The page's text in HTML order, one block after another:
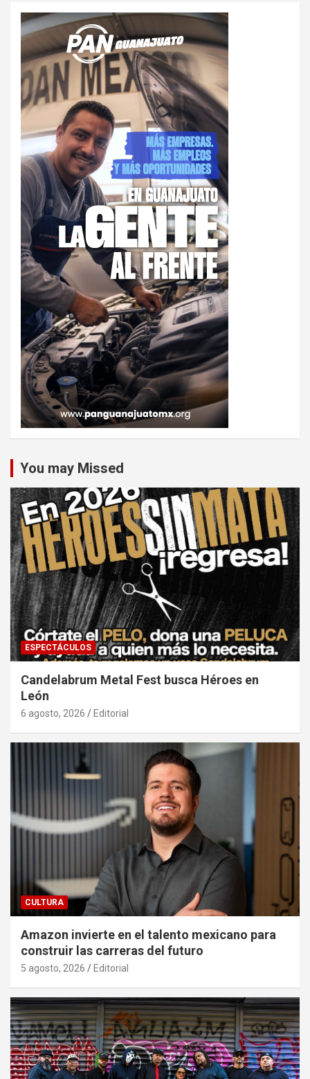
You may Missed
ESPECTÁCULOS
Candelabrum Metal Fest busca Héroes en
León
6 agosto, 2026 Editorial
CULTURA
Amazon invierte en el talento mexicano para
construir las carreras del futuro
5 agosto, 2026 Editorial